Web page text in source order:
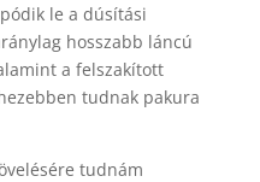
le a dúsítási
hosszabb láncú
a felszakított
tudnak pakura
tudnám